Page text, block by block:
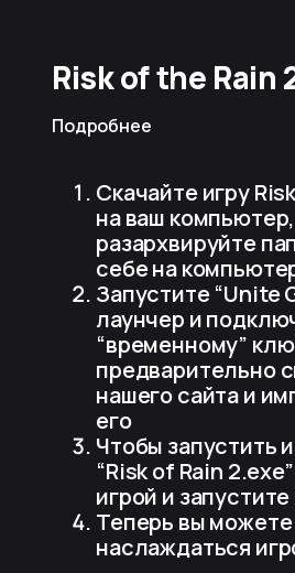
Risk of the Rain
Подробнее
Скачайте игру
на ваш компьютер,
разархвируйте
себе на
Запустите “Unite
лаунчер и
“временному”
предварительно
нашего сайта и
его
Чтобы запустить
“Risk of Rain
игрой и запустите
Теперь вы можете
наслаждаться